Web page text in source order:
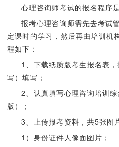
心理咨询师考试的报名程序
报考心理咨询师需先去考试
定课时的学习，然后再由培训机
程如下：
1、下载纸质版考生报名表
写）填写；
2、认真填写心理咨询培训
版）；
3、上传报考资料，共5张图
1）身份证件人像面图片；